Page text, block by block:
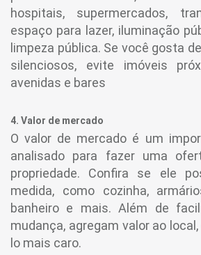
hospitais, supermercados,
espaço para lazer, iluminação
limpeza pública. Se você gosta
silenciosos, evite imóveis
avenidas e bares
4. Valor de mercado
O valor de mercado é um
analisado para fazer uma
propriedade. Confira se ele
medida, como cozinha,
banheiro e mais. Além de
mudança, agregam valor ao
lo mais caro.